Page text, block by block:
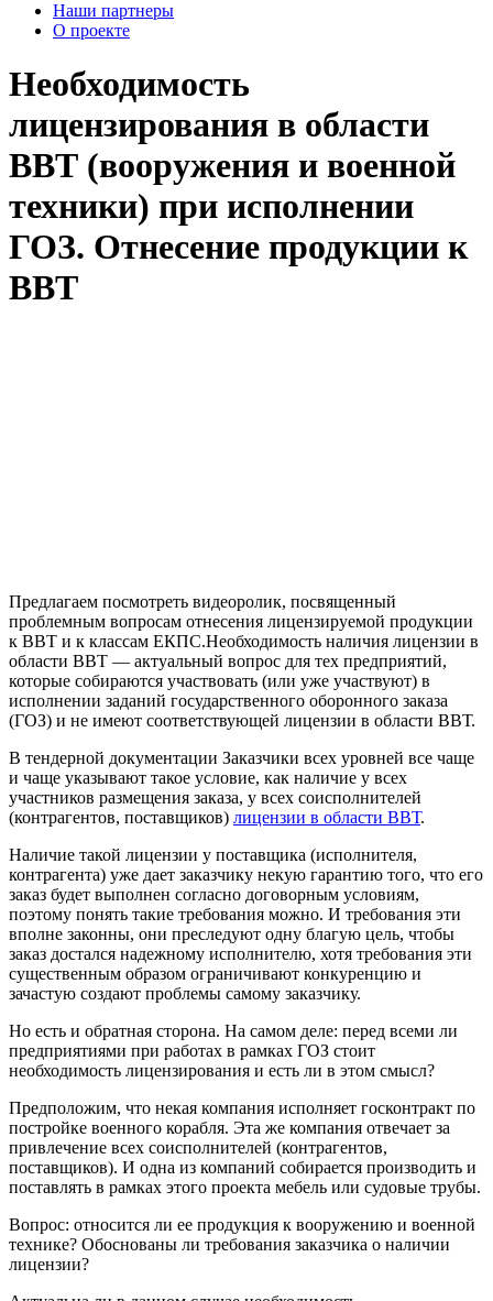
Наши партнеры
О проекте
Необходимость
лицензирования в области
ВВТ (вооружения и военной
техники) при исполнении
ГОЗ. Отнесение продукции к
ВВТ
Предлагаем посмотреть видеоролик, посвященный
проблемным вопросам отнесения лицензируемой продукции
к ВВТ и к классам ЕКПС.Необходимость наличия лицензии в
области ВВТ — актуальный вопрос для тех предприятий,
которые собираются участвовать (или уже участвуют) в
исполнении заданий государственного оборонного заказа
(ГОЗ) и не имеют соответствующей лицензии в области ВВТ.
В тендерной документации Заказчики всех уровней все чаще
и чаще указывают такое условие, как наличие у всех
участников размещения заказа, у всех соисполнителей
(контрагентов, поставщиков) лицензии в области ВВТ.
Наличие такой лицензии у поставщика (исполнителя,
контрагента) уже дает заказчику некую гарантию того, что его
заказ будет выполнен согласно договорным условиям,
поэтому понять такие требования можно. И требования эти
вполне законны, они преследуют одну благую цель, чтобы
заказ достался надежному исполнителю, хотя требования эти
существенным образом ограничивают конкуренцию и
зачастую создают проблемы самому заказчику.
Но есть и обратная сторона. На самом деле: перед всеми ли
предприятиями при работах в рамках ГОЗ стоит
необходимость лицензирования и есть ли в этом смысл?
Предположим, что некая компания исполняет госконтракт по
постройке военного корабля. Эта же компания отвечает за
привлечение всех соисполнителей (контрагентов,
поставщиков). И одна из компаний собирается производить и
поставлять в рамках этого проекта мебель или судовые трубы.
Вопрос: относится ли ее продукция к вооружению и военной
технике? Обоснованы ли требования заказчика о наличии
лицензии?